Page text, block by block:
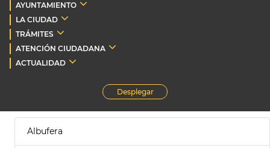
AYUNTAMIENTO
LA CIUDAD
TRÁMITES
ATENCIÓN CIUDADANA
ACTUALIDAD
Desplegar
Albufera